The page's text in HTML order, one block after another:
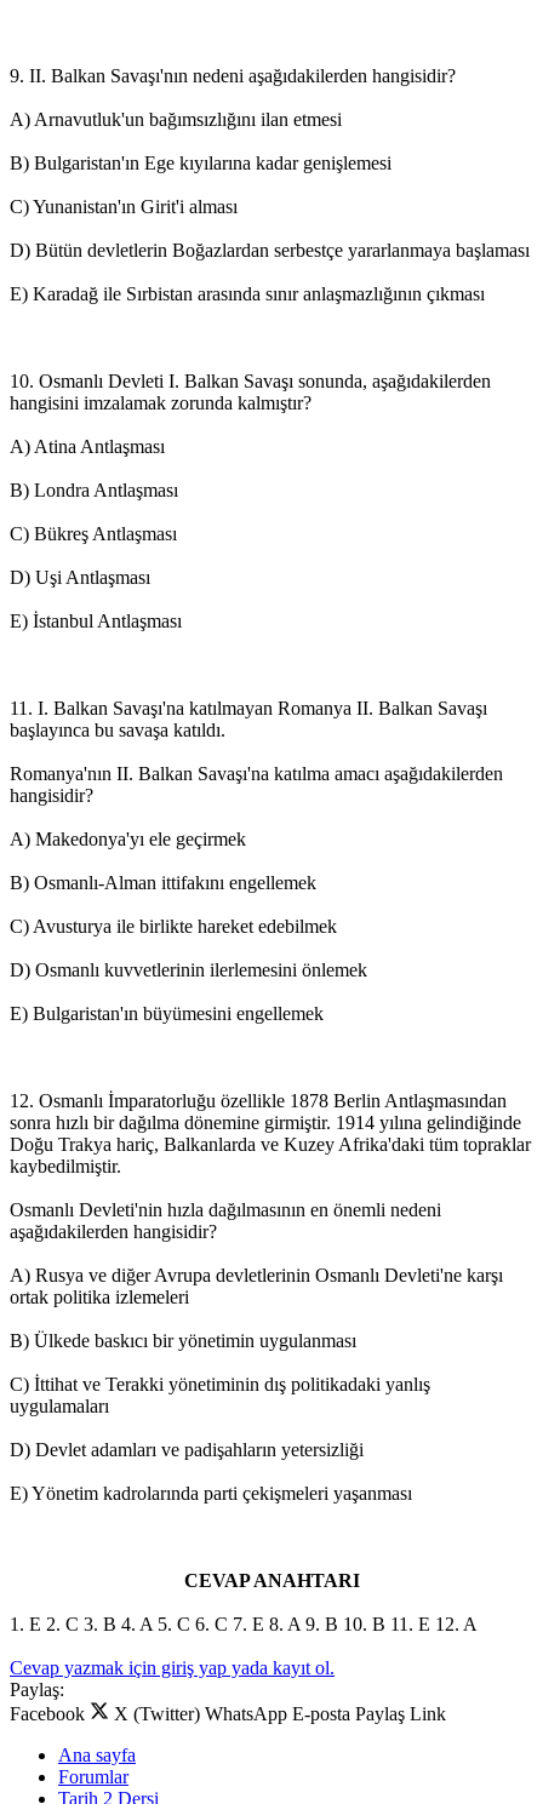
9. II. Balkan Savaşı'nın nedeni aşağıdakilerden hangisidir?
A) Arnavutluk'un bağımsızlığını ilan etmesi
B) Bulgaristan'ın Ege kıyılarına kadar genişlemesi
C) Yunanistan'ın Girit'i alması
D) Bütün devletlerin Boğazlardan serbestçe yararlanmaya başlaması
E) Karadağ ile Sırbistan arasında sınır anlaşmazlığının çıkması
10. Osmanlı Devleti I. Balkan Savaşı sonunda, aşağıdakilerden
hangisini imzalamak zorunda kalmıştır?
A) Atina Antlaşması
B) Londra Antlaşması
C) Bükreş Antlaşması
D) Uşi Antlaşması
E) İstanbul Antlaşması
11. I. Balkan Savaşı'na katılmayan Romanya II. Balkan Savaşı
başlayınca bu savaşa katıldı.
Romanya'nın II. Balkan Savaşı'na katılma amacı aşağıdakilerden
hangisidir?
A) Makedonya'yı ele geçirmek
B) Osmanlı-Alman ittifakını engellemek
C) Avusturya ile birlikte hareket edebilmek
D) Osmanlı kuvvetlerinin ilerlemesini önlemek
E) Bulgaristan'ın büyümesini engellemek
12. Osmanlı İmparatorluğu özellikle 1878 Berlin Antlaşmasından
sonra hızlı bir dağılma dönemine girmiştir. 1914 yılına gelindiğinde
Doğu Trakya hariç, Balkanlarda ve Kuzey Afrika'daki tüm topraklar
kaybedilmiştir.
Osmanlı Devleti'nin hızla dağılmasının en önemli nedeni
aşağıdakilerden hangisidir?
A) Rusya ve diğer Avrupa devletlerinin Osmanlı Devleti'ne karşı
ortak politika izlemeleri
B) Ülkede baskıcı bir yönetimin uygulanması
C) İttihat ve Terakki yönetiminin dış politikadaki yanlış
uygulamaları
D) Devlet adamları ve padişahların yetersizliği
E) Yönetim kadrolarında parti çekişmeleri yaşanması
CEVAP ANAHTARI
1. E 2. C 3. B 4. A 5. C 6. C 7. E 8. A 9. B 10. B 11. E 12. A
Cevap yazmak için giriş yap yada kayıt ol.
Paylaş:
Facebook
X (Twitter) WhatsApp E-posta Paylaş Link
Ana sayfa
Forumlar
Tarih 2 Dersi